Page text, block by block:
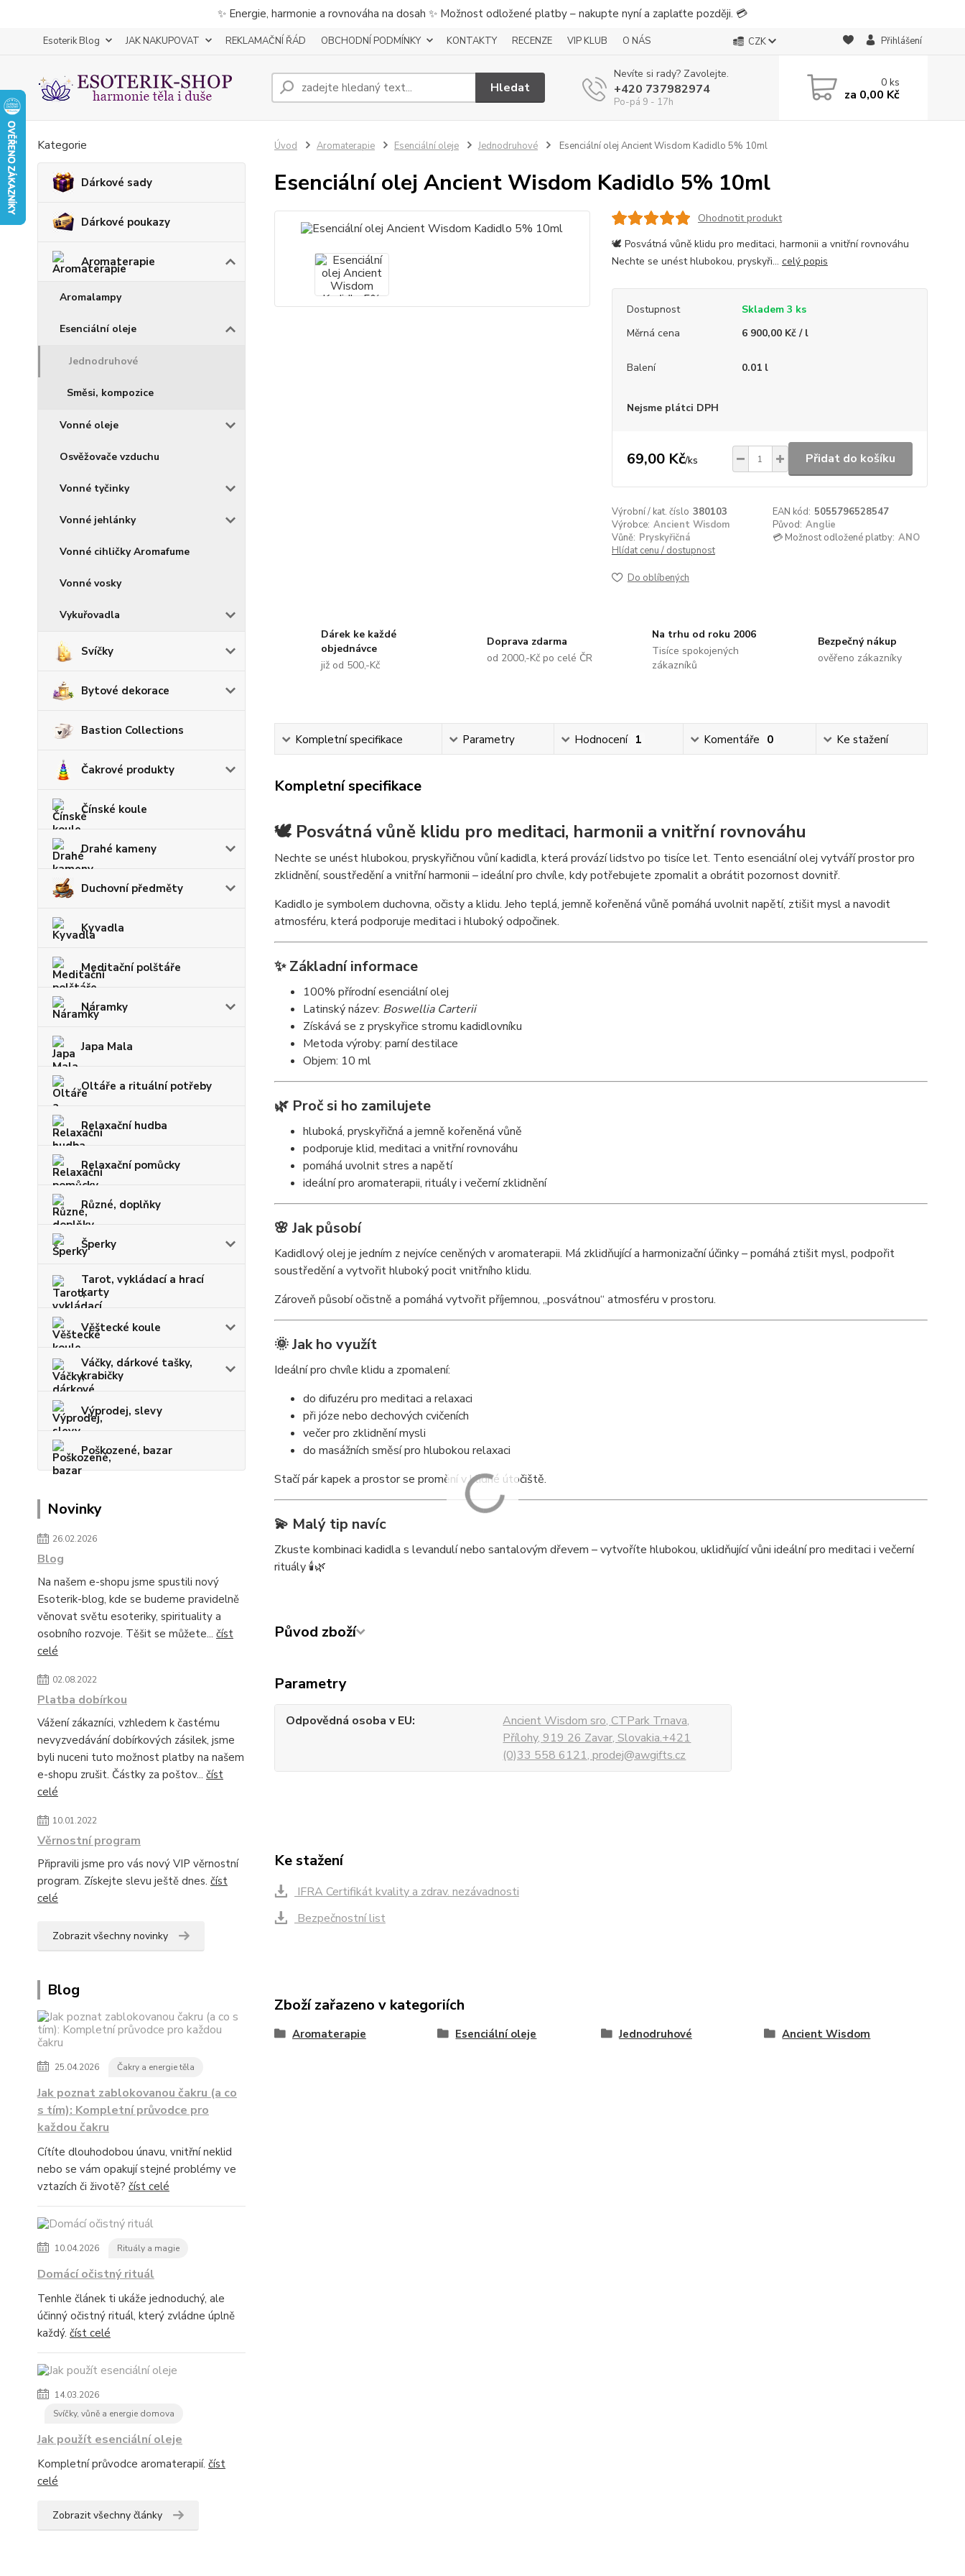
✨ Energie, harmonie a rovnováha na dosah ✨ Možnost odložené platby – nakupte nyní a zaplaťte později. 💳
Esoterik Blog JAK NAKUPOVAT REKLAMAČNÍ ŘÁD OBCHODNÍ PODMÍNKY KONTAKTY RECENZE VIP KLUB O NÁS CZK Přihlášení
Hledat
Nevíte si rady? Zavolejte.
+420 737982974
Po-pá 9 - 17h
0ks
za 0,00 Kč
Kategorie
Dárkové sady
Dárkové poukazy
Aromaterapie
Aromalampy
Esenciální oleje
Jednodruhové
Směsi, kompozice
Vonné oleje
Osvěžovače vzduchu
Vonné tyčinky
Vonné jehlánky
Vonné cihličky Aromafume
Vonné vosky
Vykuřovadla
Svíčky
Bytové dekorace
Bastion Collections
Čakrové produkty
Čínské koule
Drahé kameny
Duchovní předměty
Kyvadla
Meditační polštáře
Náramky
Japa Mala
Oltáře a rituální potřeby
Relaxační hudba
Relaxační pomůcky
Různé, doplňky
Šperky
Tarot, vykládací a hrací
karty
Věštecké koule
Váčky, dárkové tašky,
krabičky
Výprodej, slevy
Poškozené, bazar
Novinky
26.02.2026
Blog
Na našem e-shopu jsme spustili nový
Esoterik-blog, kde se budeme pravidelně
věnovat světu esoteriky, spirituality a
osobního rozvoje. Těšit se můžete... číst
celé
02.08.2022
Platba dobírkou
Vážení zákazníci, vzhledem k častému
nevyzvedávání dobírkových zásilek, jsme
byli nuceni tuto možnost platby na našem
e-shopu zrušit. Částky za poštov... číst
celé
10.01.2022
Věrnostní program
Připravili jsme pro vás nový VIP věrnostní
program. Získejte slevu ještě dnes. číst
celé
Zobrazit všechny novinky
Blog
25.04.2026 Čakry a energie těla
Jak poznat zablokovanou čakru (a co
s tím): Kompletní průvodce pro
každou čakru
Cítíte dlouhodobou únavu, vnitřní neklid
nebo se vám opakují stejné problémy ve
vztazích či životě? číst celé
10.04.2026 Rituály a magie
Domácí očistný rituál
Tenhle článek ti ukáže jednoduchý, ale
účinný očistný rituál, který zvládne úplně
každý. číst celé
14.03.2026
Svíčky, vůně a energie domova
Jak použít esenciální oleje
Kompletní průvodce aromaterapií. číst
celé
Zobrazit všechny články
Úvod Aromaterapie Esenciální oleje Jednodruhové Esenciální olej Ancient Wisdom Kadidlo 5% 10ml
Esenciální olej Ancient Wisdom Kadidlo 5% 10ml
Ohodnotit produkt
🕊️ Posvátná vůně klidu pro meditaci, harmonii a vnitřní rovnováhu
Nechte se unést hlubokou, pryskyři... celý popis
Dostupnost
Skladem 3 ks
Měrná cena
6 900,00 Kč / l
Balení 0.01 l
Nejsme plátci DPH
69,00 Kč/ks Přidat do košíku
Výrobní / kat. číslo 380103 EAN kód: 5055796528547
Výrobce: Ancient Wisdom Původ: Anglie
Vůně: Pryskyřičná 💳 Možnost odložené platby: ANO
Hlídat cenu / dostupnost
Do oblíbených
Dárek ke každé
objednávce
již od 500,-Kč
Doprava zdarma
od 2000,-Kč po celé ČR
Na trhu od roku 2006
Tisíce spokojených
zákazníků
Bezpečný nákup
ověřeno zákazníky
Kompletní specifikace Parametry Hodnocení 1 Komentáře 0 Ke stažení
Kompletní specifikace
🕊️ Posvátná vůně klidu pro meditaci, harmonii a vnitřní rovnováhu
Nechte se unést hlubokou, pryskyřičnou vůní kadidla, která provází lidstvo po tisíce let. Tento esenciální olej vytváří prostor pro
zklidnění, soustředění a vnitřní harmonii – ideální pro chvíle, kdy potřebujete zpomalit a obrátit pozornost dovnitř.
Kadidlo je symbolem duchovna, očisty a klidu. Jeho teplá, jemně kořeněná vůně pomáhá uvolnit napětí, ztišit mysl a navodit
atmosféru, která podporuje meditaci i hluboký odpočinek.
✨ Základní informace
100% přírodní esenciální olej
Latinský název: Boswellia Carterii
Získává se z pryskyřice stromu kadidlovníku
Metoda výroby: parní destilace
Objem: 10 ml
🌿 Proč si ho zamilujete
hluboká, pryskyřičná a jemně kořeněná vůně
podporuje klid, meditaci a vnitřní rovnováhu
pomáhá uvolnit stres a napětí
ideální pro aromaterapii, rituály i večerní zklidnění
🌸 Jak působí
Kadidlový olej je jedním z nejvíce ceněných v aromaterapii. Má zklidňující a harmonizační účinky – pomáhá ztišit mysl, podpořit
soustředění a vytvořit hluboký pocit vnitřního klidu.
Zároveň působí očistně a pomáhá vytvořit příjemnou, „posvátnou“ atmosféru v prostoru.
🌞 Jak ho využít
Ideální pro chvíle klidu a zpomalení:
do difuzéru pro meditaci a relaxaci
při józe nebo dechových cvičeních
večer pro zklidnění mysli
do masážních směsí pro hlubokou relaxaci
Stačí pár kapek a prostor se promění v klidné útočiště.
💫 Malý tip navíc
Zkuste kombinaci kadidla s levandulí nebo santalovým dřevem – vytvoříte hlubokou, uklidňující vůni ideální pro meditaci i večerní
rituály 🕯️🌿
Původ zboží
Parametry
Odpovědná osoba v EU
Ancient Wisdom sro, CTPark Trnava,
Přílohy, 919 26 Zavar, Slovakia.+421
(0)33 558 6121, prodej@awgifts.cz
Ke stažení
IFRA Certifikát kvality a zdrav. nezávadnosti
Bezpečnostní list
Zboží zařazeno v kategoriích
Aromaterapie Esenciální oleje Jednodruhové Ancient Wisdom